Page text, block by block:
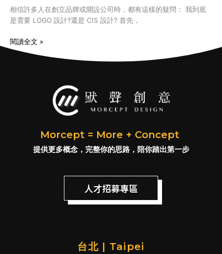
相信許多人在創立品牌或開設公司時，都有這樣的疑問： 我到底
是需要 LOGO 設計?還是 CIS 設計? 首先，
閱讀全文 »
Morcept = More + Concept
提供更多概念，完整你的思路，陪你踏出第一步
人才招募專區
台北 | Taipei